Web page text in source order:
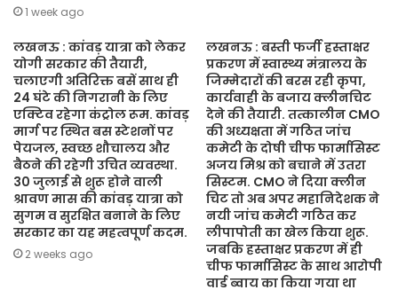
1 week ago
लखनऊ : कांवड़ यात्रा को लेकर
योगी सरकार की तैयारी,
चलाएगी अतिरिक्त बसें साथ ही
24 घंटे की निगरानी के लिए
एक्टिव रहेगा कंट्रोल रूम. कांवड़
मार्ग पर स्थित बस स्टेशनों पर
पेयजल, स्वच्छ शौचालय और
बैठने की रहेगी उचित व्यवस्था.
30 जुलाई से शुरू होने वाली
श्रावण मास की कांवड़ यात्रा को
सुगम व सुरक्षित बनाने के लिए
सरकार का यह महत्वपूर्ण कदम.
2 weeks ago
लखनऊ : बस्ती फर्जी हस्ताक्षर
प्रकरण में स्वास्थ्य मंत्रालय के
जिम्मेदारों की बरस रही कृपा,
कार्यवाही के बजाय क्लीनचिट
देने की तैयारी. तत्कालीन CMO
की अध्यक्षता में गठित जांच
कमेटी के दोषी चीफ फार्मासिस्ट
अजय मिश्र को बचाने में उतरा
सिस्टम. CMO ने दिया क्लीन
चिट तो अब अपर महानिदेशक ने
नयी जांच कमेटी गठित कर
लीपापोती का खेल किया शुरू.
जबकि हस्ताक्षर प्रकरण में ही
चीफ फार्मासिस्ट के साथ आरोपी
वार्ड ब्वाय का किया गया था